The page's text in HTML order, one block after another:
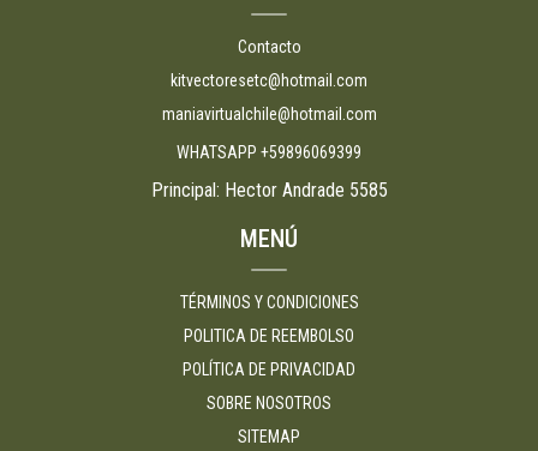
Contacto
kitvectoresetc@hotmail.com
maniavirtualchile@hotmail.com
WHATSAPP +59896069399
Principal: Hector Andrade 5585
MENÚ
TÉRMINOS Y CONDICIONES
POLITICA DE REEMBOLSO
POLÍTICA DE PRIVACIDAD
SOBRE NOSOTROS
SITEMAP